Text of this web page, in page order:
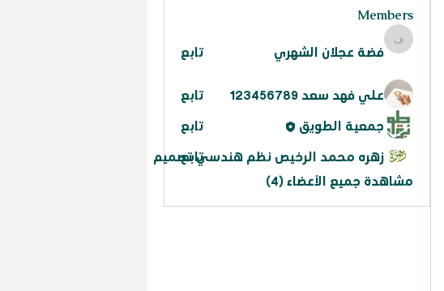
Members
فضة عجلان الشهري
فضة عجلان الشهري تابع
علي فهد سعد 123456789
تابع
جمعية الطويق
تابع
زهره محمد الرخيص نظم هندسي تصميم
تابع
مشاهدة جميع الأعضاء (4)